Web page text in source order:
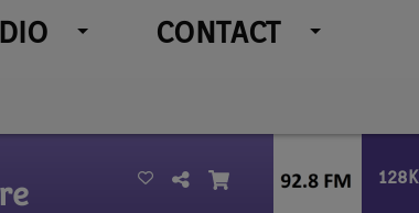
CONTACT
128K